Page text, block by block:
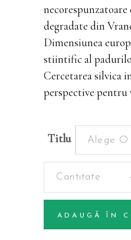
degradate din
Dimensiunea
stiintific al
Cercetarea silvica
perspective
Titlu Alege O
44
ADAUGĂ ÎN